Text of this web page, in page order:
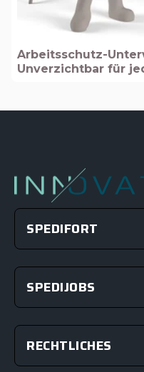
Arbeitsschutz-
Unverzichtbar für
SPEDIFORT
SPEDIJOBS
RECHTLICHES